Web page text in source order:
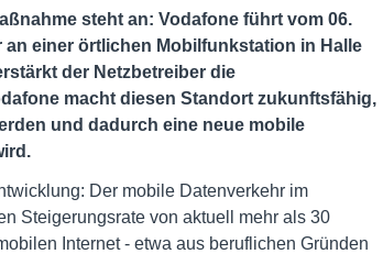
steht an: Vodafone führt vom 06.
an einer örtlichen Mobilfunkstation in Halle
der Netzbetreiber die
macht diesen Standort zukunftsfähig,
und dadurch eine neue mobile
Der mobile Datenverkehr im
Steigerungsrate von aktuell mehr als 30
Internet - etwa aus beruflichen Gründen